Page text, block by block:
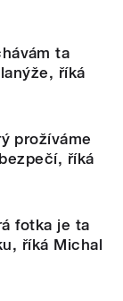
ta
říká
prožíváme
říká
fotka je ta
říká Michal